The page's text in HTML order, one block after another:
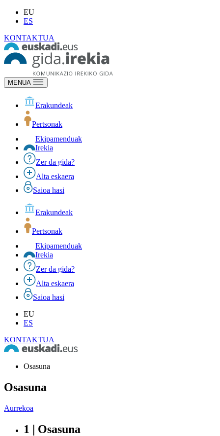
EU
ES
KONTAKTUA
MENUA
Erakundeak
Pertsonak
Ekipamenduak
Irekia
Zer da gida?
Alta eskaera
Saioa hasi
Erakundeak
Pertsonak
Ekipamenduak
Irekia
Zer da gida?
Alta eskaera
Saioa hasi
EU
ES
KONTAKTUA
Osasuna
Osasuna
Aurrekoa
1 | Osasuna